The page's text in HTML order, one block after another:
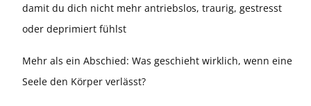
damit du dich nicht mehr antriebslos, traurig, gestresst
oder deprimiert fühlst
Mehr als ein Abschied: Was geschieht wirklich, wenn eine
Seele den Körper verlässt?